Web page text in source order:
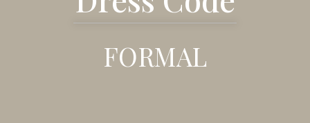
FORMAL